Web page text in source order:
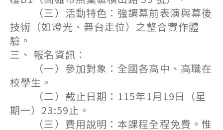
（三）活動特色：強調幕前表演與幕後
技術（如燈光、舞台走位）之整合實作體
驗。
三、 報名資訊：
（一）參加對象：全國各高中、高職在
校學生。
（二）截止日期：115年1月19日（星
期一）23:59止。
（三）費用說明：本課程全程免費。惟